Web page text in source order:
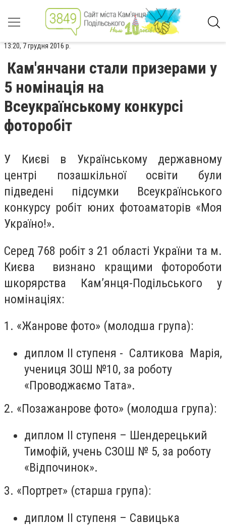
13:20, 7 грудня 2016 р.
Кам'янчани стали призерами у
5 номінація на
Всеукраїнському конкурсі
фоторобіт
У Києві в Українському державному
центрі позашкільної освіти були
підведені підсумки Всеукраїнського
конкурсу робіт юних фотоаматорів «Моя
Україно!».
Серед 768 робіт з 21 області України та м.
Києва визнано кращими фотороботи
шкорярства Кам’янця-Подільського у
номінаціях:
1. «Жанрове фото» (молодша група):
диплом ІІ ступеня - Салтикова Марія,
учениця ЗОШ №10, за роботу
«Проводжаємо Тата».
2. «Позажанрове фото» (молодша група):
диплом ІІ ступеня – Шендерецький
Тимофій, учень СЗОШ № 5, за роботу
«Відпочинок».
3. «Портрет» (старша група):
диплом ІІ ступеня – Савицька